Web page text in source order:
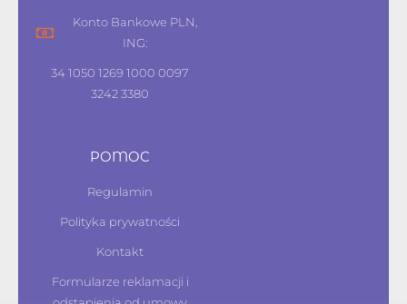
Konto Bankowe PLN,
ING:
34 1050 1269 1000 0097
3242 3380
POMOC
Regulamin
Polityka prywatności
Kontakt
Formularze reklamacji i